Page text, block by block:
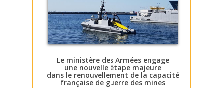
Le ministère des Armées engage
une nouvelle étape majeure
dans le renouvellement de la capacité
française de guerre des mines